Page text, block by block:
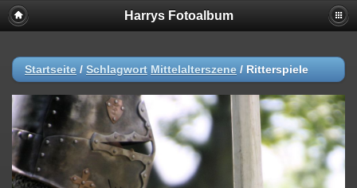
Harrys Fotoalbum
Startseite / Schlagwort Mittelalterszene / Ritterspiele